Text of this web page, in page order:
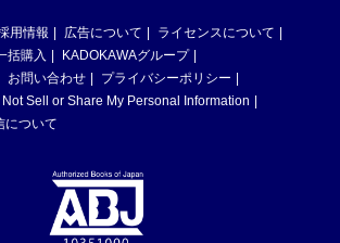
用情報 広告について
ライセンスについて
括購入
KADOKAWAグループ
お問い合わせ
プライバシーポリシー
Not Sell or Share My Personal Information
について